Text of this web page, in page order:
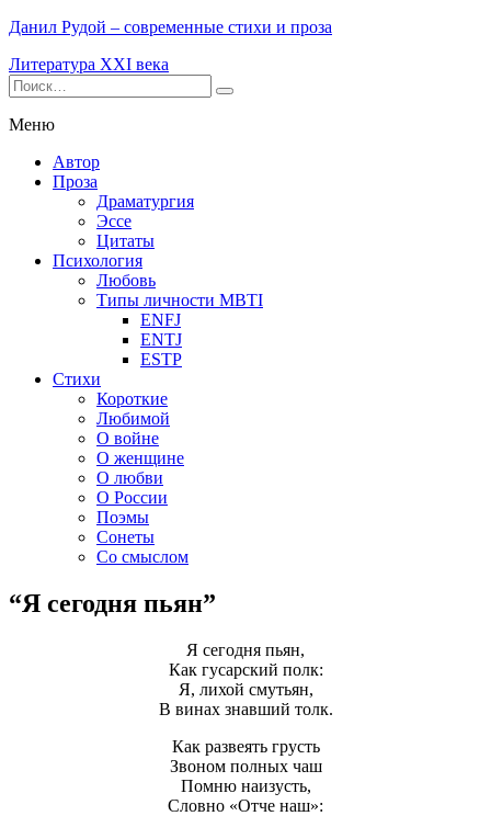
Данил Рудой – современные стихи и проза
Литература XXI века
Меню
Автор
Проза
Драматургия
Эссе
Цитаты
Психология
Любовь
Типы личности MBTI
ENFJ
ENTJ
ESTP
Стихи
Короткие
Любимой
О войне
О женщине
О любви
О России
Поэмы
Сонеты
Со смыслом
“Я сегодня пьян”
Я сегодня пьян,
Как гусарский полк:
Я, лихой смутьян,
В винах знавший толк.
Как развеять грусть
Звоном полных чаш
Помню наизусть,
Словно «Отче наш»: